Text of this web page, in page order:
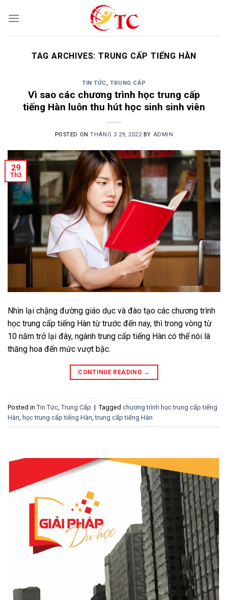
TAG ARCHIVES: TRUNG CẤP TIẾNG HÀN
TIN TỨC, TRUNG CẤP
Vì sao các chương trình học trung cấp
tiếng Hàn luôn thu hút học sinh sinh viên
POSTED ONTHÁNG 3 29, 2022 BY ADMIN
29
Th3
Nhìn lại chặng đường giáo dục và đào tạo các chương trình
học trung cấp tiếng Hàn từ trước đến nay, thì trong vòng từ
10 năm trở lại đây, ngành trung cấp tiếng Hàn có thể nói là
thăng hoa đến mức vượt bậc.
CONTINUE READING →
Posted in Tin Tức Trung Cấp | Tagged chương trình học trung cấp tiếng
Hàn học trung cấp tiếng Hàn ,trung cấp tiếng Hàn